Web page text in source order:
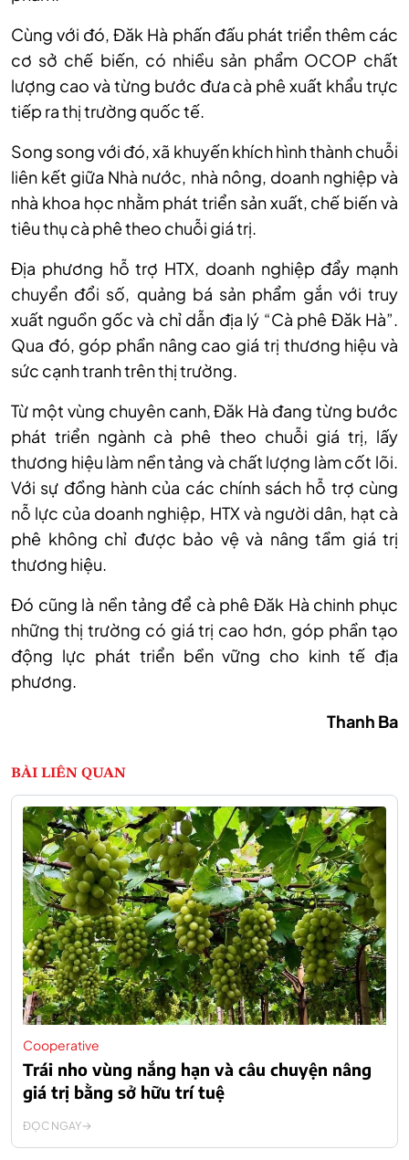
Cùng với đó, Đăk Hà phấn đấu phát triển thêm các
cơ sở chế biến, có nhiều sản phẩm OCOP chất
lượng cao và từng bước đưa cà phê xuất khẩu trực
tiếp ra thị trường quốc tế.
Song song với đó, xã khuyến khích hình thành chuỗi
liên kết giữa Nhà nước, nhà nông, doanh nghiệp và
nhà khoa học nhằm phát triển sản xuất, chế biến và
tiêu thụ cà phê theo chuỗi giá trị.
Địa phương hỗ trợ HTX, doanh nghiệp đẩy mạnh
chuyển đổi số, quảng bá sản phẩm gắn với truy
xuất nguồn gốc và chỉ dẫn địa lý “Cà phê Đăk Hà”.
Qua đó, góp phần nâng cao giá trị thương hiệu và
sức cạnh tranh trên thị trường.
Từ một vùng chuyên canh, Đăk Hà đang từng bước
phát triển ngành cà phê theo chuỗi giá trị, lấy
thương hiệu làm nền tảng và chất lượng làm cốt lõi.
Với sự đồng hành của các chính sách hỗ trợ cùng
nỗ lực của doanh nghiệp, HTX và người dân, hạt cà
phê không chỉ được bảo vệ và nâng tầm giá trị
thương hiệu.
Đó cũng là nền tảng để cà phê Đăk Hà chinh phục
những thị trường có giá trị cao hơn, góp phần tạo
động lực phát triển bền vững cho kinh tế địa
phương.
Thanh Ba
BÀI LIÊN QUAN
Cooperative
Trái nho vùng nắng hạn và câu chuyện nâng
giá trị bằng sở hữu trí tuệ
ĐỌC NGAY